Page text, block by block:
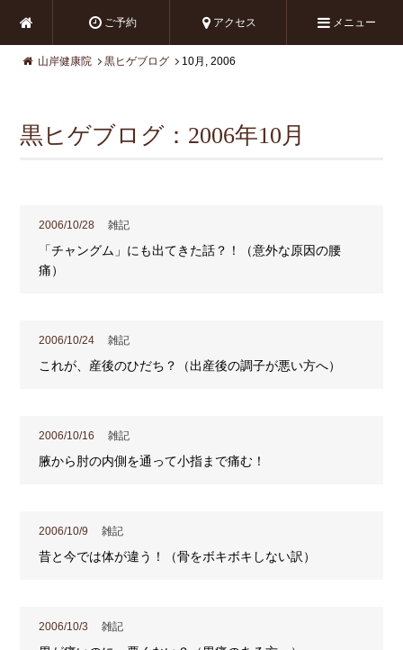
ご予約 アクセス メニュー
山岸健康院 黒ヒゲブログ 10月, 2006
黒ヒゲブログ：2006年10月
2006/10/28 雑記
「チャングム」にも出てきた話？！（意外な原因の腰
痛）
2006/10/24 雑記
これが、産後のひだち？（出産後の調子が悪い方へ）
2006/10/16 雑記
腋から肘の内側を通って小指まで痛む！
2006/10/9 雑記
昔と今では体が違う！（骨をボキボキしない訳）
2006/10/3 雑記